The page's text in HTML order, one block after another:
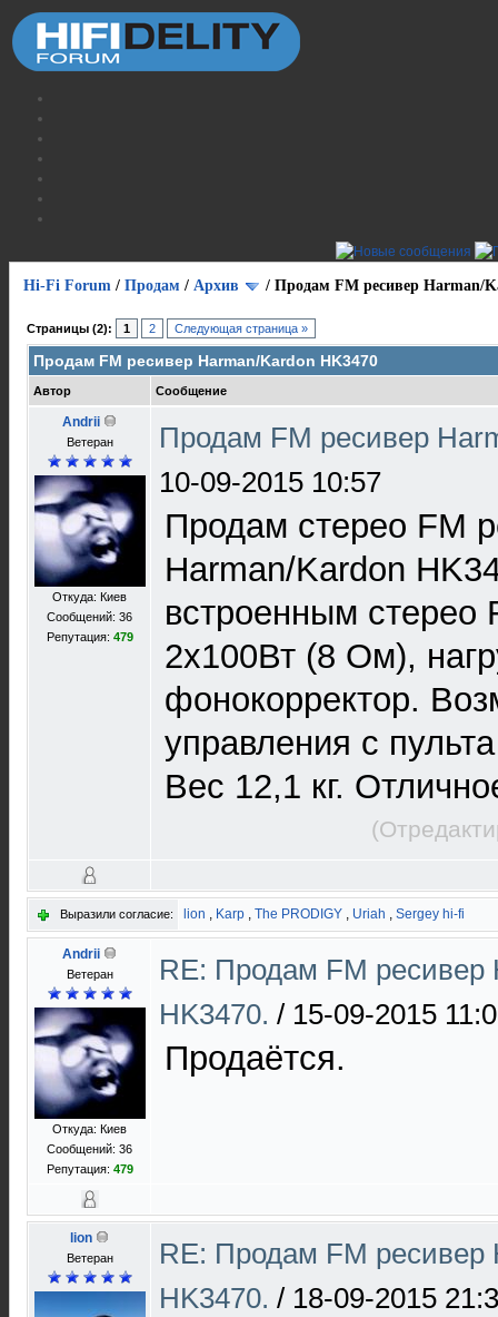
Hi-Fi Forum / Продам / Архив / Продам FM ресивер Harman/
Страницы (2): 1 2 Следующая страница »
Продам FM ресивер Harman/Kardon HK3470
Автор Сообщение
Andrii
Ветеран
Откуда: Киев
Сообщений: 36
Репутация: 479
Продам FM ресивер
10-09-2015 10:57
Продам стерео FM
Harman/Kardon
встроенным стерео
2х100Вт (8 Ом),
фонокорректор.
управления с
Вес 12,1 кг.
Выразили согласие: lion , Karp , The PRODIGY , Uriah , Sergey hi-fi
Andrii
Ветеран
Откуда: Киев
Сообщений: 36
Репутация: 479
RE: Продам FM ресивер
HK3470. / 15-09-2015
Продаётся.
lion
Ветеран
RE: Продам FM ресивер
HK3470. / 18-09-2015